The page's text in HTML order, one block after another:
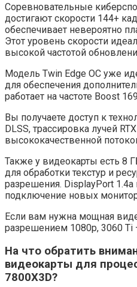
Соревновательные
достигают скорости 144+
обеспечивает невероятно
Этот уровень скорости
высокой частотой
Модель Twin Edge OC уже
для обеспечения
работает на частоте Boost
Вы получаете доступ к
DLSS, трассировка лучей
высококачественной
Также у видеокарты есть 8
для обработки текстур и
разрешения. DisplayPort
подключение новых
Если вам нужна мощная
разрешением 1080p, 3060
На что обратить
видеокарты для
7800X3D?